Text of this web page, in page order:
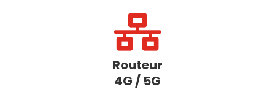

Routeur
4G / 5G